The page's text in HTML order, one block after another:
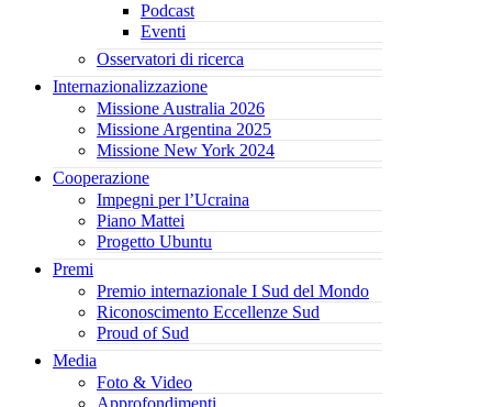
Podcast
Eventi
Osservatori di ricerca
Internazionalizzazione
Missione Australia 2026
Missione Argentina 2025
Missione New York 2024
Cooperazione
Impegni per l’Ucraina
Piano Mattei
Progetto Ubuntu
Premi
Premio internazionale I Sud del Mondo
Riconoscimento Eccellenze Sud
Proud of Sud
Media
Foto & Video
Approfondimenti